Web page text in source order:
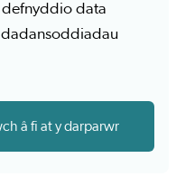
data
â fi at y darparwr